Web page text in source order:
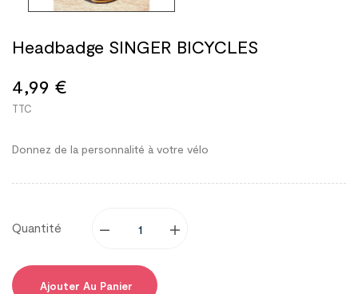
Headbadge SINGER BICYCLES
4,99 €
TTC
Donnez de la personnalité à votre vélo
Quantité
Ajouter Au Panier